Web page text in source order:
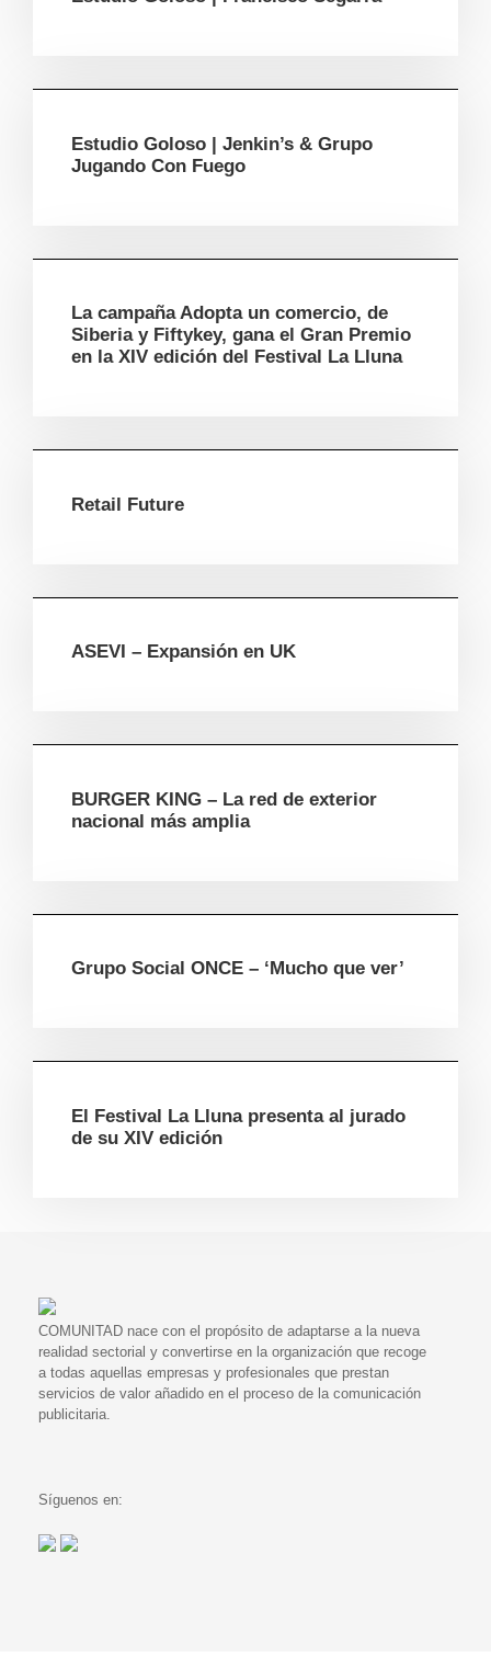
Estudio Goloso | Jenkin’s & Grupo
Jugando Con Fuego
La campaña Adopta un comercio, de
Siberia y Fiftykey, gana el Gran Premio
en la XIV edición del Festival La Lluna
Retail Future
ASEVI – Expansión en UK
BURGER KING – La red de exterior
nacional más amplia
Grupo Social ONCE – ‘Mucho que ver’
El Festival La Lluna presenta al jurado
de su XIV edición
COMUNITAD nace con el propósito de adaptarse a la nueva
realidad sectorial y convertirse en la organización que recoge
a todas aquellas empresas y profesionales que prestan
servicios de valor añadido en el proceso de la comunicación
publicitaria.
Síguenos en: